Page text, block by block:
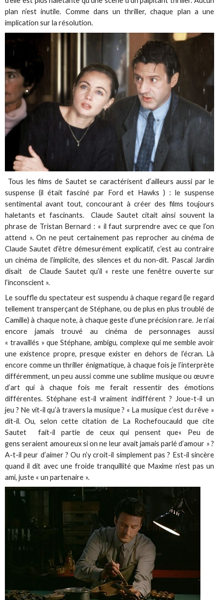
plan n’est inutile. Comme dans un thriller, chaque plan a une
implication sur la résolution.
Tous les films de Sautet se caractérisent d’ailleurs aussi par le
suspense (il était fasciné par Ford et Hawks ) : le suspense
sentimental avant tout, concourant à créer des films toujours
haletants et fascinants. Claude Sautet citait ainsi souvent la
phrase de Tristan Bernard : « il faut surprendre avec ce que l’on
attend ». On ne peut certainement pas reprocher au cinéma de
Claude Sautet d’être démesurément explicatif, c’est au contraire
un cinéma de l’implicite, des silences et du non-dit. Pascal Jardin
disait de Claude Sautet qu’il « reste une fenêtre ouverte sur
l’inconscient ».
Le souffle du spectateur est suspendu à chaque regard (le regard
tellement transperçant de Stéphane, ou de plus en plus troublé de
Camille) à chaque note, à chaque geste d’une précision rare. Je n’ai
encore jamais trouvé au cinéma de personnages aussi
« travaillés » que Stéphane, ambigu, complexe qui me semble avoir
une existence propre, presque exister en dehors de l’écran. Là
encore comme un thriller énigmatique, à chaque fois je l’interprète
différemment, un peu aussi comme une sublime musique ou œuvre
d’art qui à chaque fois me ferait ressentir des émotions
différentes. Stéphane est-il vraiment indifférent ? Joue-t-il un
jeu ? Ne vit-il qu’à travers la musique ? « La musique c’est du rêve »
dit-il. Ou, selon cette citation de La Rochefoucauld que cite
Sautet fait-il partie de ceux qui pensent que« Peu de
gens seraient amoureux si on ne leur avait jamais parlé d’amour » ?
A-t-il peur d’aimer ? Ou n’y croit-il simplement pas ? Est-il sincère
quand il dit avec une froide tranquillité que Maxime n’est pas un
ami, juste « un partenaire ».